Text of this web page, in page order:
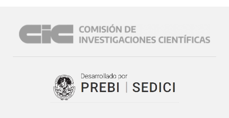
conservación del mismo por parte de los residentes de la
zona.